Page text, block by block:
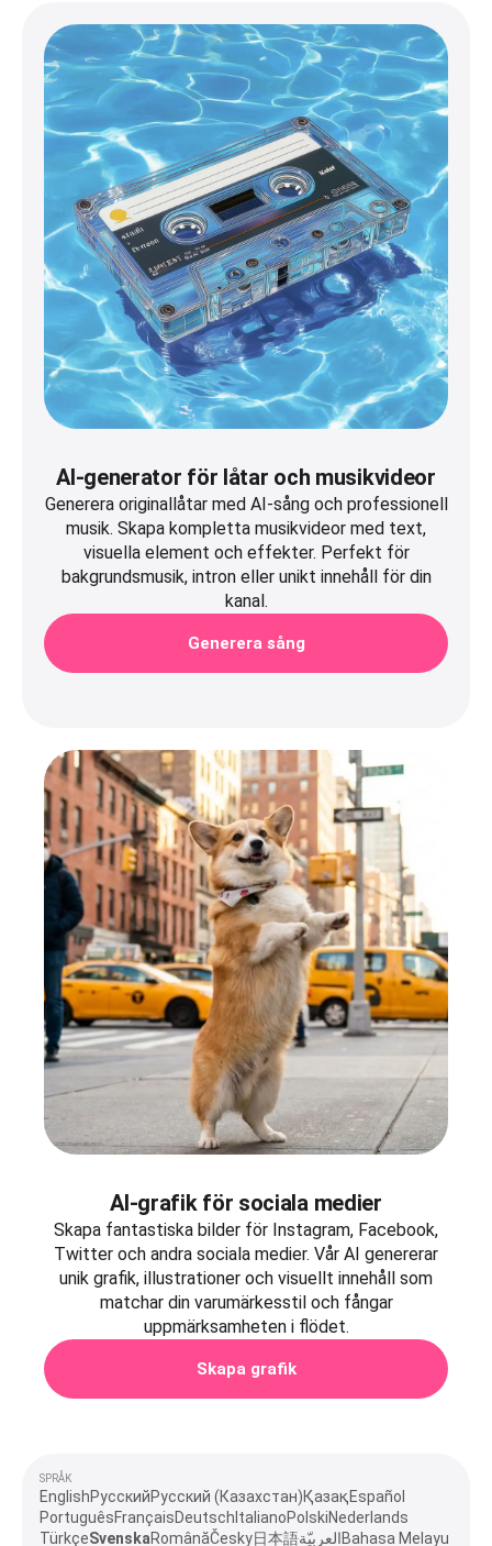
AI-generator för låtar och musikvideor
Generera originallåtar med AI-sång och professionell
musik. Skapa kompletta musikvideor med text,
visuella element och effekter. Perfekt för
bakgrundsmusik, intron eller unikt innehåll för din
kanal.
Generera sång
AI-grafik för sociala medier
Skapa fantastiska bilder för Instagram, Facebook,
Twitter och andra sociala medier. Vår AI genererar
unik grafik, illustrationer och visuellt innehåll som
matchar din varumärkesstil och fångar
uppmärksamheten i flödet.
Skapa grafik
SPRÅK
EnglishРусскийРусский (Казахстан)Қазақ Español
PortuguêsFrançaisDeutsch ItalianoPolskiNederlands
TürkçeSvenskaRomânăČesky日本語العربيّةBahasa Melayu